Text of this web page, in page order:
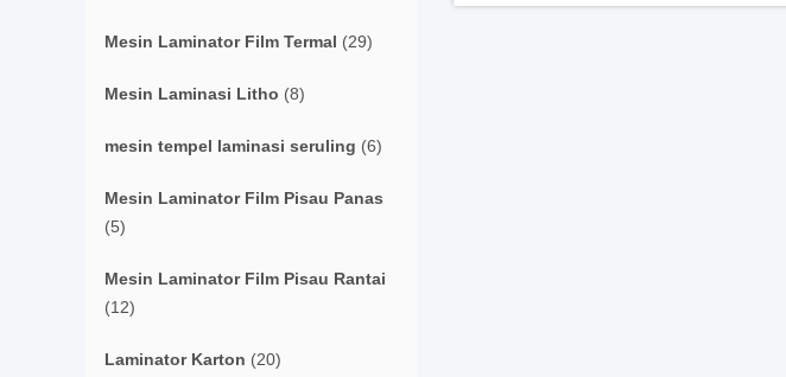
Mesin Laminator Film Termal (29)
Mesin Laminasi Litho (8)
mesin tempel laminasi seruling (6)
Mesin Laminator Film Pisau Panas
(5)
Mesin Laminator Film Pisau Rantai
(12)
Laminator Karton (20)